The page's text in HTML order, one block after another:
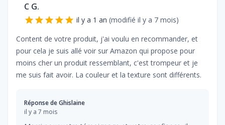
C G.
il y a 1 an (modifié il y a 7 mois)
Content de votre produit, j'ai voulu en recommander, et
pour cela je suis allé voir sur Amazon qui propose pour
moins cher un produit ressemblant, c'est trompeur et je
me suis fait avoir. La couleur et la texture sont différents.
Réponse deGhislaine
il y a 7 mois